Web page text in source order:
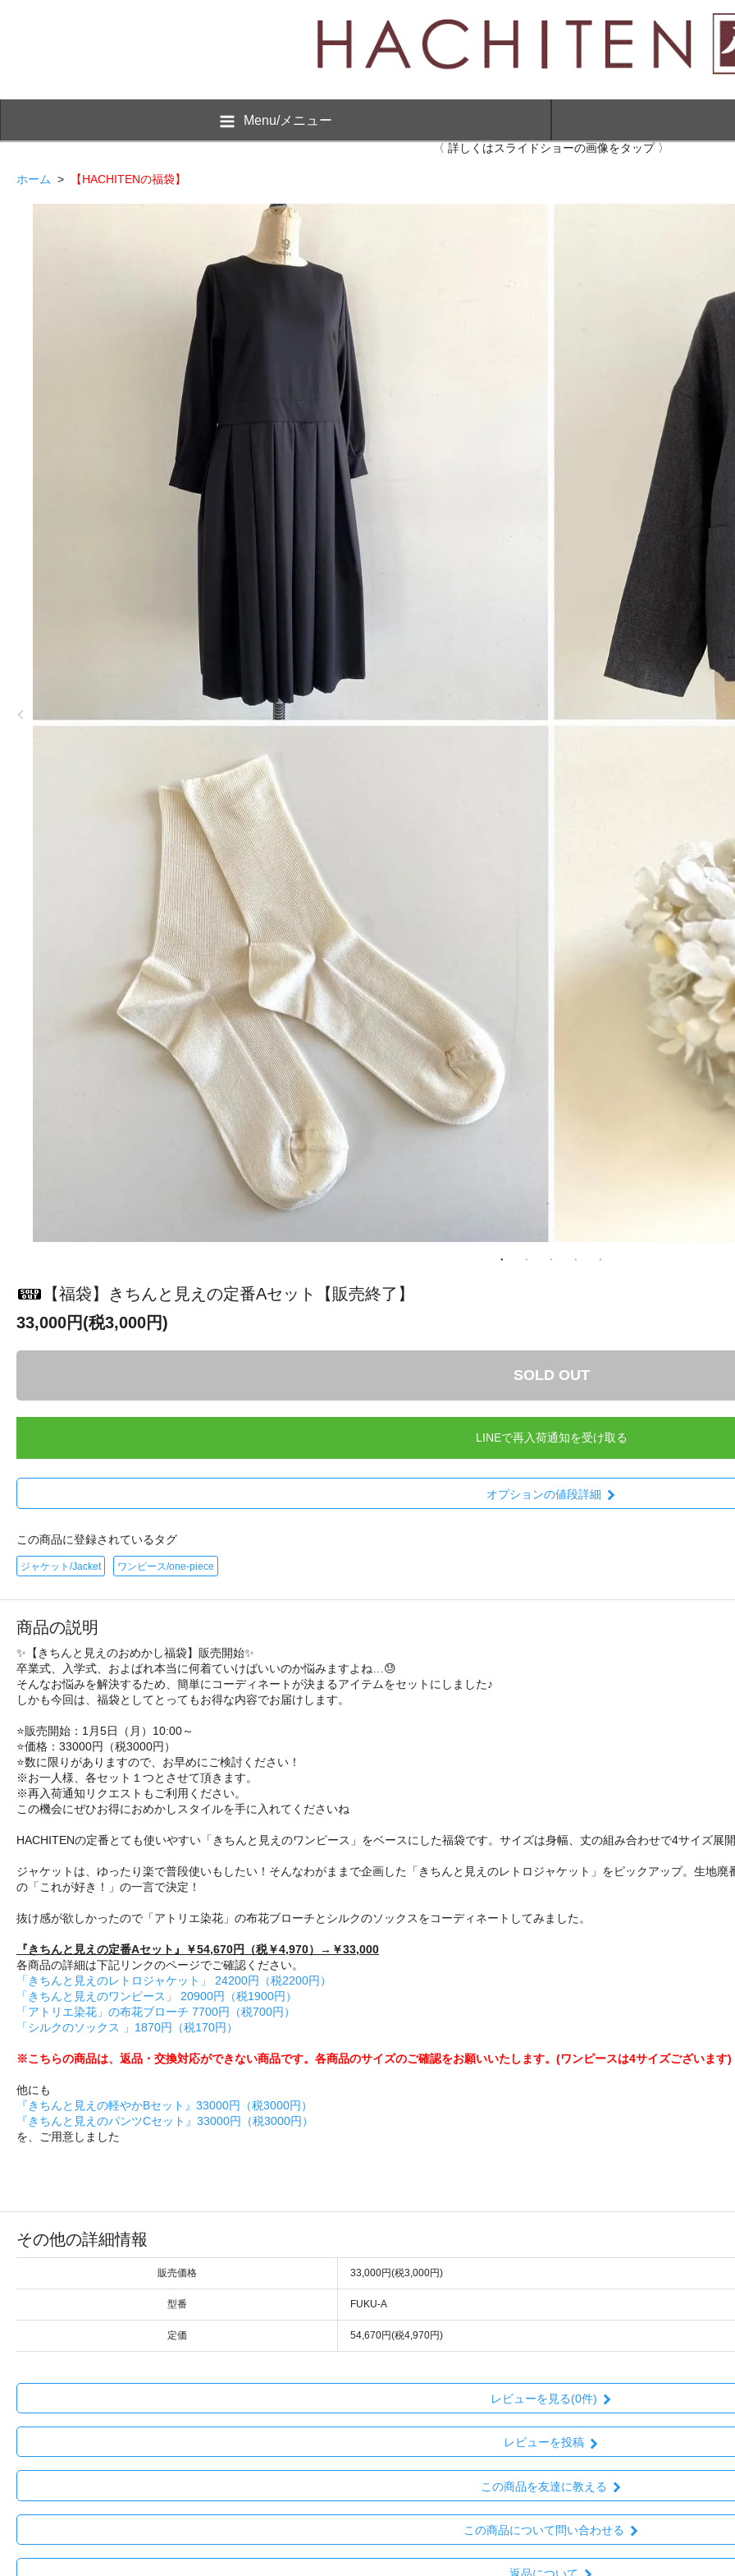
Menu/メニュー
〈 詳しくはスライドショーの画像をタップ 〉
ホーム > 【HACHITENの福袋】
【福袋】きちんと見えの定番Aセット【販売終了】
33,000円(税3,000円)
SOLD OUT
LINEで再入荷通知を受け取る
オプションの値段詳細
この商品に登録されているタグ
ジャケット/Jacket ワンピース/one-piece
商品の説明
✨【きちんと見えのおめかし福袋】販売開始✨
卒業式、入学式、およばれ本当に何着ていけばいいのか悩みますよね…😓
そんなお悩みを解決するため、簡単にコーディネートが決まるアイテムをセットにしました♪
しかも今回は、福袋としてとってもお得な内容でお届けします。
⭐️販売開始：1月5日（月）10:00～
⭐️価格：33000円（税3000円）
⭐️数に限りがありますので、お早めにご検討ください！
※お一人様、各セット１つとさせて頂きます。
※再入荷通知リクエストもご利用ください。
この機会にぜひお得におめかしスタイルを手に入れてくださいね
HACHITENの定番とても使いやすい「きちんと見えのワンピース」をベースにした福袋です。サイズは身幅、丈の組み合わせで4サイズ展
ジャケットは、ゆったり楽で普段使いもしたい！そんなわがままで企画した「きちんと見えのレトロジャケット」をピックアップ。生地
の「これが好き！」の一言で決定！
抜け感が欲しかったので「アトリエ染花」の布花ブローチとシルクのソックスをコーディネートしてみました。
『きちんと見えの定番Aセット』￥54,670円（税￥4,970）→￥33,000
各商品の詳細は下記リンクのページでご確認ください。
「きちんと見えのレトロジャケット」 24200円（税2200円）
「きちんと見えのワンピース」 20900円（税1900円）
「アトリエ染花」の布花ブローチ 7700円（税700円）
「シルクのソックス 」1870円（税170円）
※こちらの商品は、返品・交換対応ができない商品です。各商品のサイズのご確認をお願いいたします。(ワンピースは4サイズございます)
他にも
『きちんと見えの軽やかBセット』33000円（税3000円）
『きちんと見えのパンツCセット』33000円（税3000円）
を、ご用意しました
その他の詳細情報
販売価格 33,000円(税3,000円)
型番 FUKU-A
定価 54,670円(税4,970円)
レビューを見る(0件)
レビューを投稿
この商品を友達に教える
この商品について問い合わせる